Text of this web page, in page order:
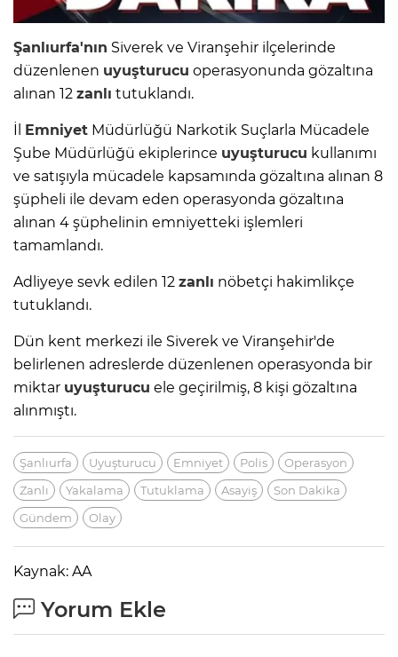
Şanlıurfa'nın Siverek ve Viranşehir ilçelerinde
düzenlenen uyuşturucu operasyonunda gözaltına
alınan 12 zanlı tutuklandı.
İl Emniyet Müdürlüğü Narkotik Suçlarla Mücadele
Şube Müdürlüğü ekiplerince uyuşturucu kullanımı
ve satışıyla mücadele kapsamında gözaltına alınan 8
şüpheli ile devam eden operasyonda gözaltına
alınan 4 şüphelinin emniyetteki işlemleri
tamamlandı.
Adliyeye sevk edilen 12 zanlı nöbetçi hakimlikçe
tutuklandı.
Dün kent merkezi ile Siverek ve Viranşehir'de
belirlenen adreslerde düzenlenen operasyonda bir
miktar uyuşturucu ele geçirilmiş, 8 kişi gözaltına
alınmıştı.
Şanlıurfa Uyuşturucu Emniyet Polis
Operasyon
Zanlı
Yakalama Tutuklama Asayiş
Son Dakika
Gündem
Olay
Kaynak: AA
Yorum Ekle